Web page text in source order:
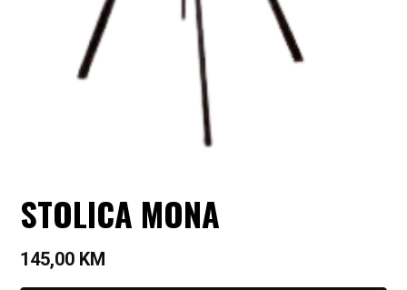
STOLICA MONA
145,00 KM